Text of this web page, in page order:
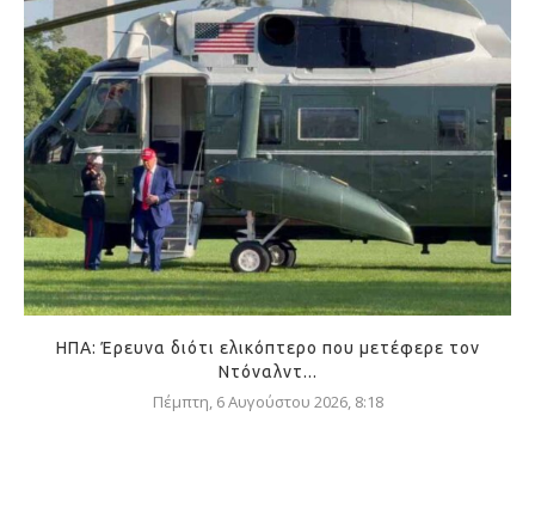
ΗΠΑ: Έρευνα διότι ελικόπτερο που μετέφερε τον
Ντόναλντ...
Πέμπτη, 6 Αυγούστου 2026, 8:18